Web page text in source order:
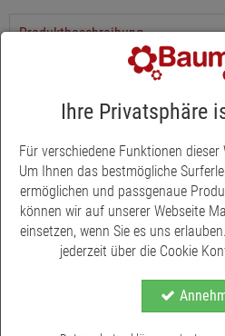
Produktbeschreibung
satch Pencil Slider - die etwas
Der satch Pencil Slider ist nicht
umgewandelt werden. Durch das
Teiles, an den seitlichen kleinen
einen stehenden, platzsparenden
Halter. Das Stand-up-Design
sehen, was sich alles in deiner
Im Inneren befinden sich 3
dass Radiergummi und Co nicht
Mehr
Ihre Privatsphäre
Für verschiedene Funktionen
Um Ihnen das bestmögliche
ermöglichen und passgenaue
können wir auf unserer Webseite
einsetzen, wenn Sie es uns
jederzeit über die Cookie